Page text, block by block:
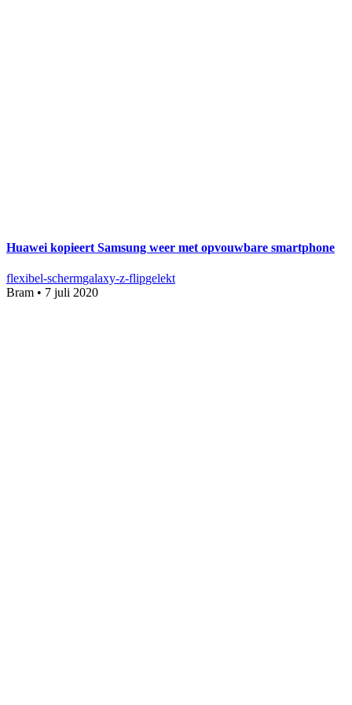
Huawei kopieert Samsung weer met opvouwbare smartphone
flexibel-schermgalaxy-z-flipgelekt
Bram • 7 juli 2020